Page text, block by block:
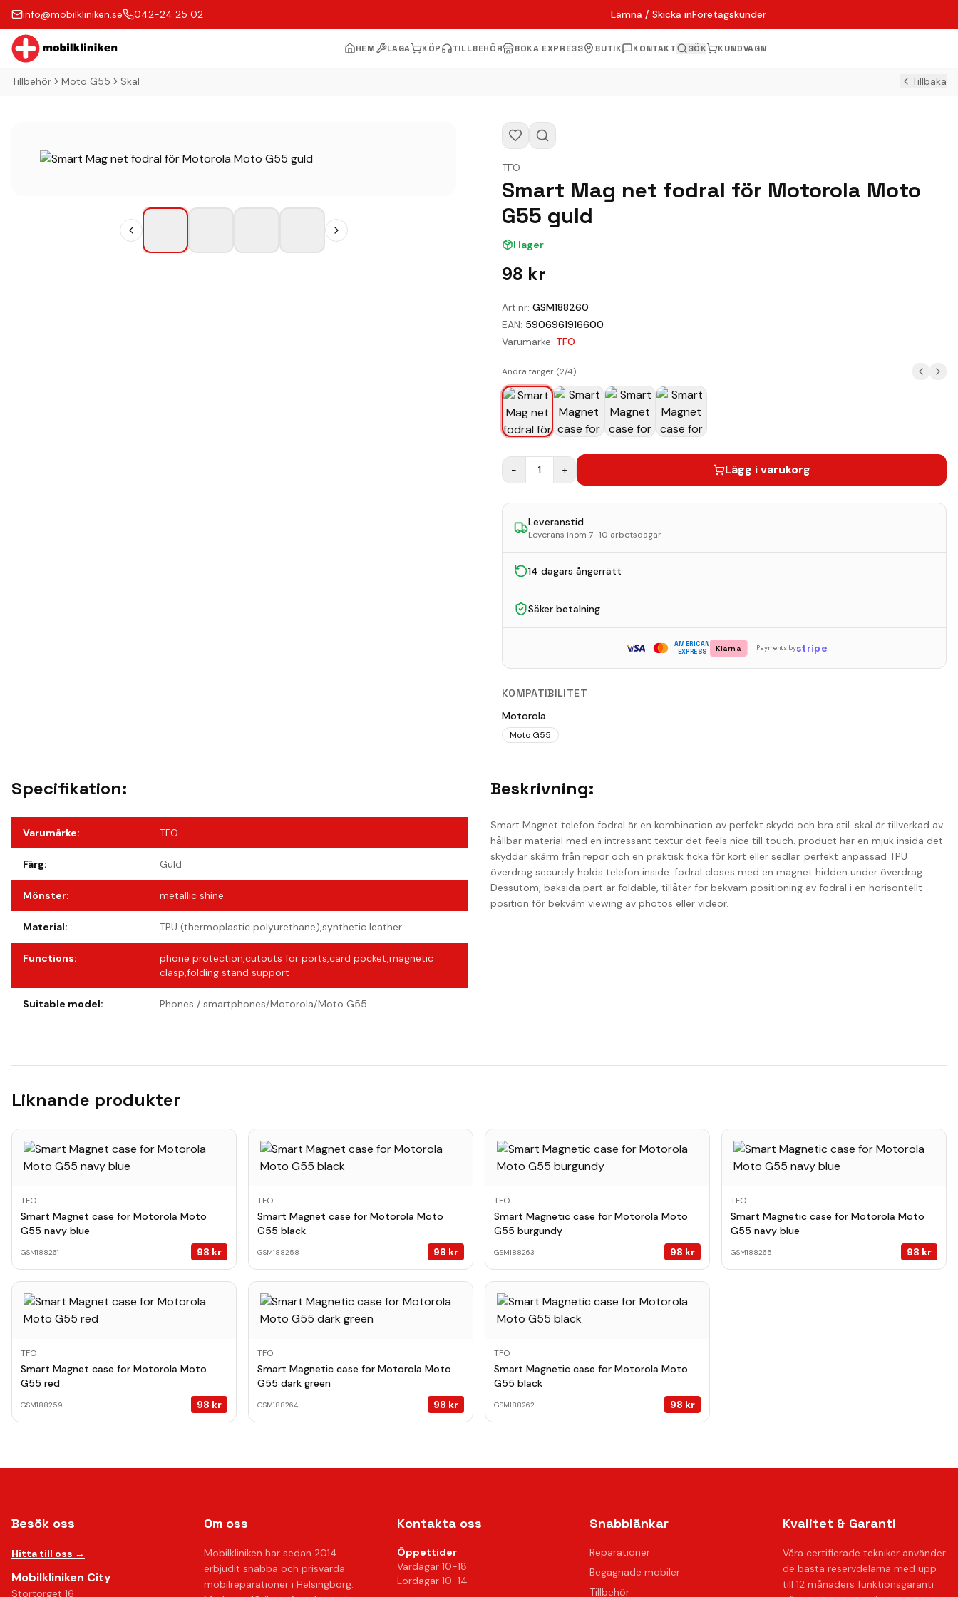
info@mobilkliniken.se 042-24 25 02 Lämna / Skicka inFöretagskunder
HEM LAGA KÖP TILLBEHÖR BOKA EXPRESS BUTIK KONTAKT SÖK KUNDVAGN
Tillbehör Moto G55 Skal Tillbaka
TFO
Smart Mag net fodral för Motorola Moto
G55 guld
I lager
98 kr
Art.nr: GSM188260
EAN: 5906961916600
Varumärke: TFO
Andra färger (2/4)
− 1 + Lägg i varukorg
Leveranstid
Leverans inom 7–10 arbetsdagar
14 dagars ångerrätt
Säker betalning
AMERICAN
EXPRESS
Klarna Payments bystripe
KOMPATIBILITET
Motorola
Moto G55
Specifikation:
Varumärke: TFO
Färg: Guld
Mönster: metallic shine
Material: TPU (thermoplastic polyurethane),synthetic leather
Functions:
phone protection,cutouts for ports,card pocket,magnetic
clasp,folding stand support
Suitable model: Phones / smartphones/Motorola/Moto G55
Beskrivning:
Smart Magnet telefon fodral är en kombination av perfekt skydd och bra stil. skal är tillverkad av
hållbar material med en intressant textur det feels nice till touch. product har en mjuk insida det
skyddar skärm från repor och en praktisk ficka för kort eller sedlar. perfekt anpassad TPU
överdrag securely holds telefon inside. fodral closes med en magnet hidden under överdrag.
Dessutom, baksida part är foldable, tillåter för bekväm positioning av fodral i en horisontellt
position för bekväm viewing av photos eller videor.
Liknande produkter
TFO
Smart Magnet case for Motorola Moto
G55 navy blue
GSM188261 98 kr
TFO
Smart Magnet case for Motorola Moto
G55 black
GSM188258 98 kr
TFO
Smart Magnetic case for Motorola Moto
G55 burgundy
GSM188263 98 kr
TFO
Smart Magnetic case for Motorola Moto
G55 navy blue
GSM188265 98 kr
TFO
Smart Magnet case for Motorola Moto
G55 red
GSM188259 98 kr
TFO
Smart Magnetic case for Motorola Moto
G55 dark green
GSM188264 98 kr
TFO
Smart Magnetic case for Motorola Moto
G55 black
GSM188262 98 kr
Besök oss
Hitta till oss →
Mobilkliniken City
Stortorget 16
Om oss
Mobilkliniken har sedan 2014
erbjudit snabba och prisvärda
mobilreparationer i Helsingborg.
Kontakta oss
Öppettider
Vardagar 10-18
Lördagar 10-14
Snabblänkar
Reparationer
Begagnade mobiler
Tillbehör
Kvalitet & Garanti
Våra certifierade tekniker använder
de bästa reservdelarna med upp
till 12 månaders funktionsgaranti